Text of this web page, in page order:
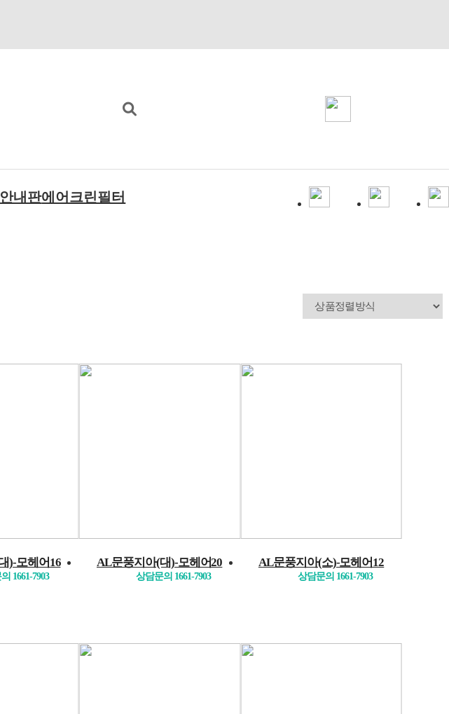
내판에어크린필터
문풍지아
)-모헤어16
1661-7903
AL문풍지아(대)-모헤어20
상담문의 1661-7903
AL문풍지아(소)-모헤어12
상담문의 1661-7903